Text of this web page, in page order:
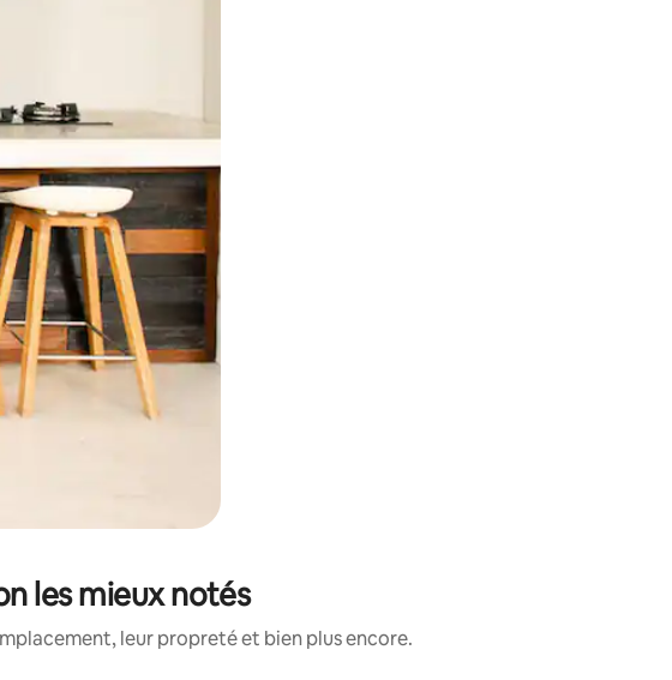
et en faisant glisser.
les mieux notés
leur propreté et bien plus encore.